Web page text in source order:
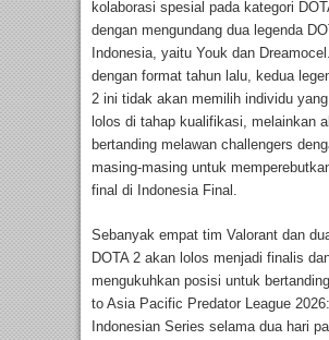
kolaborasi spesial pada kategori
dengan mengundang dua legenda
Indonesia, yaitu Youk dan
dengan format tahun lalu, kedua
2 ini tidak akan memilih individu yang
lolos di tahap kualifikasi, melainkan
bertanding melawan challengers
masing-masing untuk
final di Indonesia Final.
Sebanyak empat tim Valorant dan
DOTA 2 akan lolos menjadi finalis
mengukuhkan posisi untuk
to Asia Pacific Predator League 2026:
Indonesian Series selama dua hari